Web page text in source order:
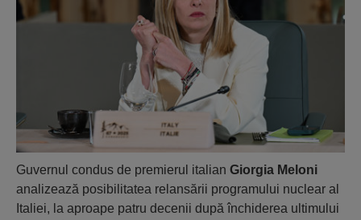
Guvernul condus de premierul italian Giorgia Meloni
analizează posibilitatea relansării programului nuclear al
Italiei, la aproape patru decenii după închiderea ultimului